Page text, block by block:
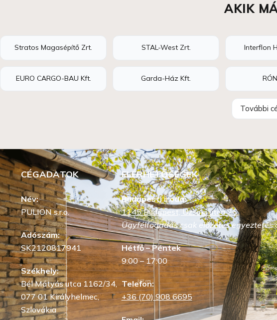
AKIK
Stratos Magasépítő Zrt. STAL-West Zrt. Interflon
EURO CARGO-BAU Kft. Garda-Ház Kft.
További
CÉGADATOK
Név:
PULION s.r.o.
Adószám:
SK2120817941
Székhely:
Bél Mátyás utca 1162/34,
077 01 Királyhelmec,
Szlovákia
ELÉRHETŐSÉGEK
Budapesti iroda:
1145 Budapest, Uzsoki utca 26.
Ügyfélfogadás csak előzetes egyeztetés
Hétfő – Péntek
9:00 – 17:00
Telefon:
+36 (70) 908 6695